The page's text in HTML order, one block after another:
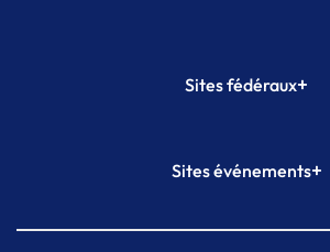
Sites fédéraux+
Plateforme Formation
Sites événements+
Meeting de Paris indoor